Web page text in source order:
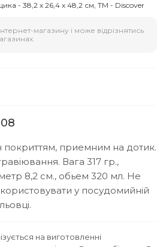
- 38,2 х 26,4 х 48,2 см, ТМ - Discover
магазину і може відрізнятись
покриттям, приемним на дотик.
Вага 317 гр.,
8,2 см., обьем 320 мл. Не
у посудомийній
на виготовленні